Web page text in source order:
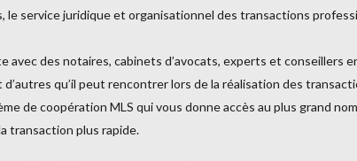
le service juridique et organisationnel des transactions
avec des notaires, cabinets d’avocats, experts et
qu’il peut rencontrer lors de la réalisation des
de coopération MLS qui vous donne accès au plus grand
transaction plus rapide.